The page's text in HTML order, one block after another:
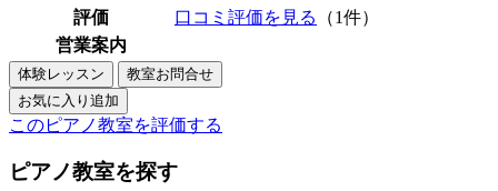
評価
口コミ評価を見る
（1件）
営業案内
このピアノ教室を評価する
ピアノ教室を探す